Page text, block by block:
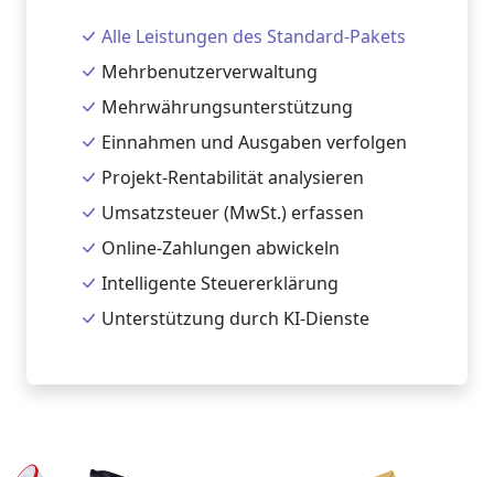
Alle Leistungen des Standard-Pakets
Mehrbenutzerverwaltung
Mehrwährungsunterstützung
Einnahmen und Ausgaben verfolgen
Projekt-Rentabilität analysieren
Umsatzsteuer (MwSt.) erfassen
Online-Zahlungen abwickeln
Intelligente Steuererklärung
Unterstützung durch KI-Dienste